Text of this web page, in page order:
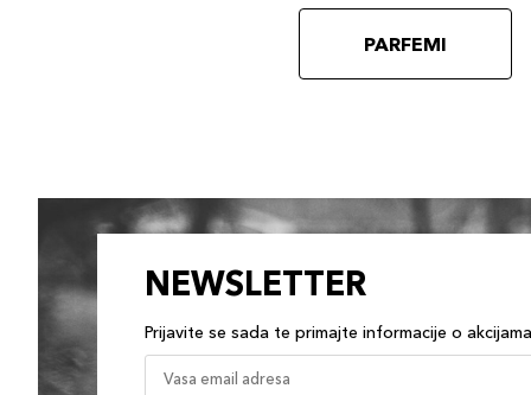
PARFEMI
NEWSLETTER
Prijavite se sada te primajte informacije o